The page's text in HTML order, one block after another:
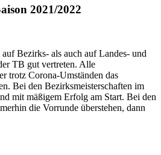
2021/2022
Bezirks- als auch auf Landes- und
TB gut vertreten. Alle
trotz Corona-Umständen das
Bei den Bezirksmeisterschaften im
mit mäßigem Erfolg am Start. Bei den
die Vorrunde überstehen, dann